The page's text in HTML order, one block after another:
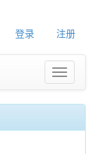
登录 注册